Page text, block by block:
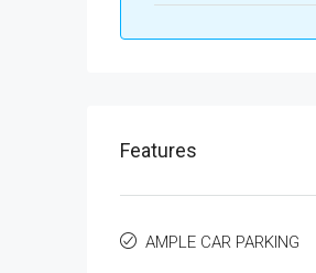
Features
AMPLE CAR PARKING